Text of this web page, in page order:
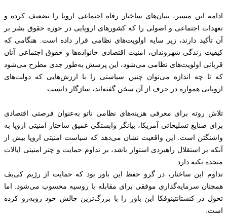
ادامه این مسیر، بنیان‌های ساختار رفاه اجتماعی اروپا را تضعیف کرده و
تعهدات اجتماعی و اصولی را که کشورهای اروپایی در حوزه حقوق بشر بر
آن تأکید دارند، زیر سایه اولویت‌های نظامی قرار داده است. هنگامی که
کیفیت زندگی شهروندان، امنیت اقتصادی خانواده‌ها و حقوق اجتماعی آنان
قربانی اولویت‌های نظامی می‌شود، این پرسش به‌طور جدی مطرح می‌شود
که تا چه اندازه می‌توان چنین سیاستی را با ارزش‌هایی که دولت‌های
اروپایی همواره در حرف از آن سخن گفته‌اند، سازگار دانست.
تلاش روته برای معرفی هزینه‌های نظامی ناتو به‌عنوان فرصتی اقتصادی
برای صنایع تسلیحاتی آمریکا، بیانگر وابستگی عمیق ساختار امنیتی اروپا به
واشنگتن است. این واقعیت نشان می‌دهد که سیاست امنیتی اروپا بیش از
آنکه بر استقلال راهبردی استوار باشد، بر تداوم حمایت و چتر امنیتی ایالات
متحده تکیه دارد.
تداوم این ساختار، در گرو حفظ این باور بود که حمایت از رژیم کی‌یف
همچنان سرمایه‌گذاری موفقی برای مقابله با روسیه محسوب می‌شود. اما
تحول در کنستانتینوفکا این باور را با بزرگ‌ترین چالش خود روبه‌رو کرده
است.